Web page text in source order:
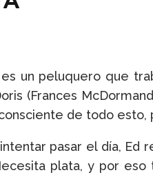
un peluquero que
(Frances
de todo
pasar el día,
plata, y por